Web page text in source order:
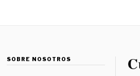
SOBRE NOSOTROS